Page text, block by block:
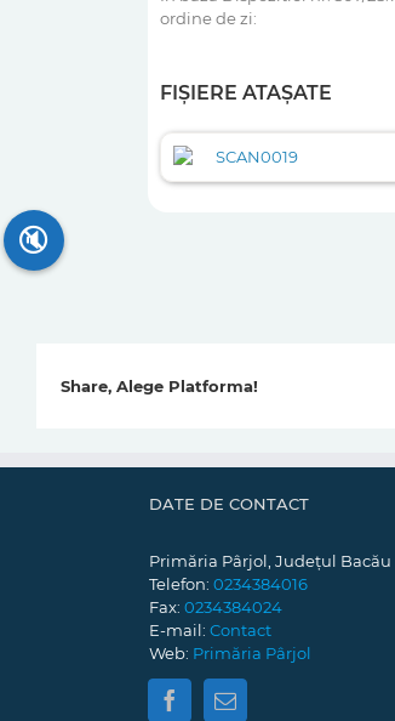
ordine de zi:
FIȘIERE ATAȘATE
SCAN0019
Share, Alege Platforma!
DATE DE CONTACT
Primăria Pârjol, Județul Bacău
Telefon: 0234384016
Fax: 0234384024
E-mail: Contact
Web: Primăria Pârjol
🔇